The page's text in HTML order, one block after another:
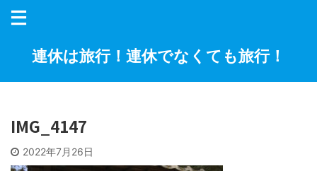
連休は旅行！連休でなくても旅行！
IMG_4147
2022年7月26日